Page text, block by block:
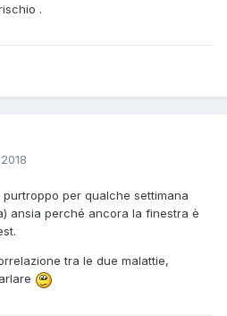
.
per qualche settimana
ansia perché ancora la finestra è
tra le due malattie,